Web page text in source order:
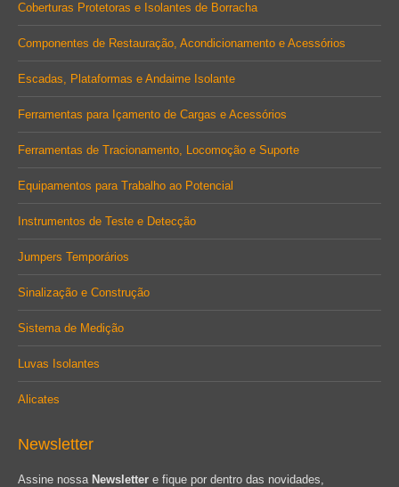
Coberturas Protetoras e Isolantes de Borracha
Componentes de Restauração, Acondicionamento e Acessórios
Escadas, Plataformas e Andaime Isolante
Ferramentas para Içamento de Cargas e Acessórios
Ferramentas de Tracionamento, Locomoção e Suporte
Equipamentos para Trabalho ao Potencial
Instrumentos de Teste e Detecção
Jumpers Temporários
Sinalização e Construção
Sistema de Medição
Luvas Isolantes
Alicates
Newsletter
Assine nossa Newsletter e fique por dentro das novidades,